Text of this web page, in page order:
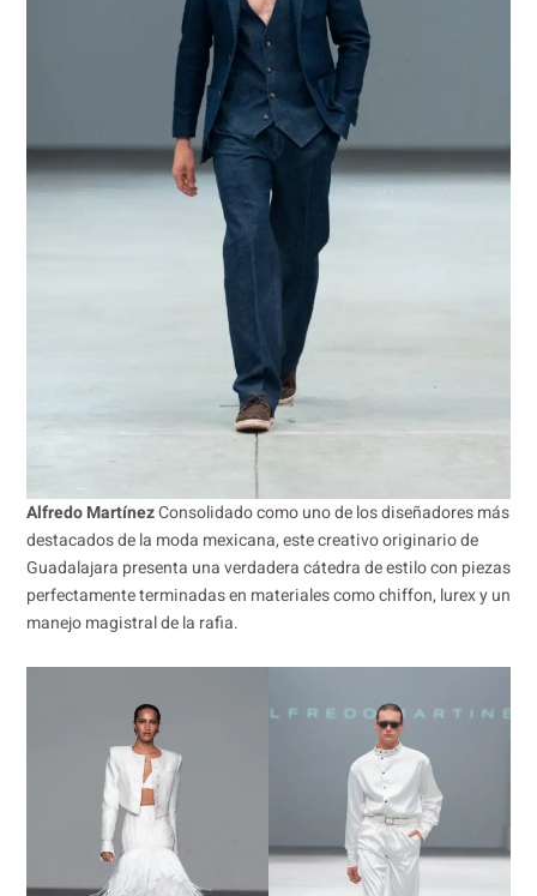
Alfredo MartínezConsolidado como uno de los diseñadores más
destacados de la moda mexicana, este creativo originario de
Guadalajara presenta una verdadera cátedra de estilo con piezas
perfectamente terminadas en materiales como chiffon, lurex y un
manejo magistral de la rafia.